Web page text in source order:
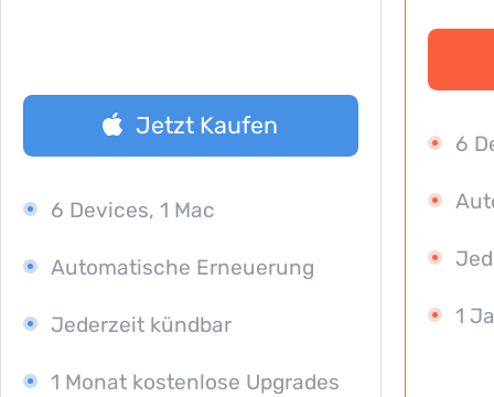
Jetzt Kaufen
6 Devices, 1 Mac
Automatische Erneuerung
Jederzeit kündbar
1 Monat kostenlose Upgrades
6
1